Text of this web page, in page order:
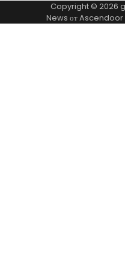
Copyright © 2026
News отAscendoor